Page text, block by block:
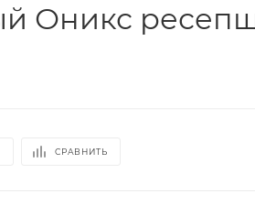
Оникс
СРАВНИТЬ